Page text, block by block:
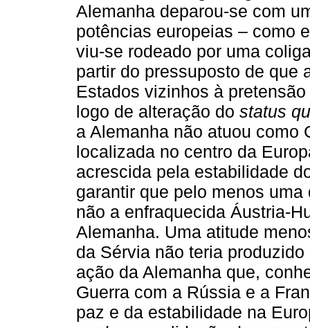
Alemanha deparou-se com
potências europeias – como
viu-se rodeado por uma
partir do pressuposto de que
Estados vizinhos à
logo de alteração do status
a Alemanha não atuou como
localizada no centro da
acrescida pela estabilidade
garantir que pelo menos
não a enfraquecida Áustria-
Alemanha. Uma atitude
da Sérvia não teria
ação da Alemanha que,
Guerra com a Rússia e a
paz e da estabilidade na